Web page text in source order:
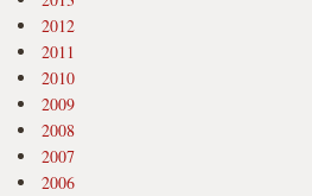
2012
2011
2010
2009
2008
2007
2006